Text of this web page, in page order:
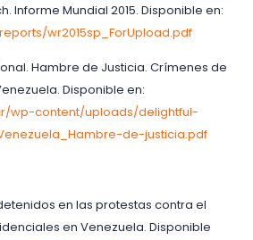
Informe Mundial 2015. Disponible en:
wr2015sp_ForUpload.pdf
Hambre de Justicia. Crímenes de
Disponible en:
wp-content/uploads/delightful-
de-justicia.pdf
detenidos en las protestas contra el
en Venezuela. Disponible